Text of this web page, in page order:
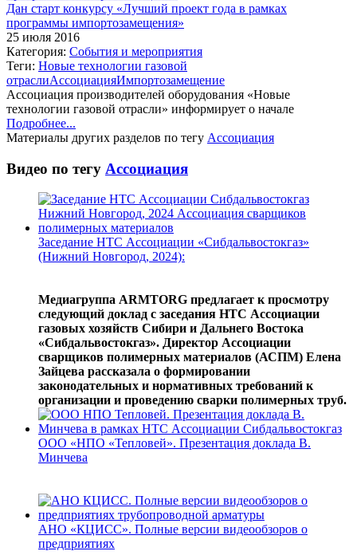
Дан старт конкурсу «Лучший проект года в рамках
программы импортозамещения»
25 июля 2016
Категория: События и мероприятия
Теги: Новые технологии газовой
отраслиАссоциацияИмпортозамещение
Ассоциация производителей оборудования «Новые
технологии газовой отрасли» информирует о начале
Подробнее...
Материалы других разделов по тегу Ассоциация
Видео по тегу Ассоциация
Заседание НТС Ассоциации «Сибдальвостокгаз»
(Нижний Новгород, 2024):
Медиагруппа ARMTORG предлагает к просмотру
следующий доклад с заседания НТС Ассоциации
газовых хозяйств Сибири и Дальнего Востока
«Сибдальвостокгаз». Директор Ассоциации
сварщиков полимерных материалов (АСПМ) Елена
Зайцева рассказала о формировании
законодательных и нормативных требований к
организации и проведению сварки полимерных труб.
ООО «НПО «Тепловей». Презентация доклада В.
Минчева
АНО «КЦИСС». Полные версии видеообзоров о
предприятиях